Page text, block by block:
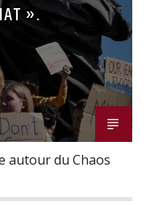
».
autour du Chaos